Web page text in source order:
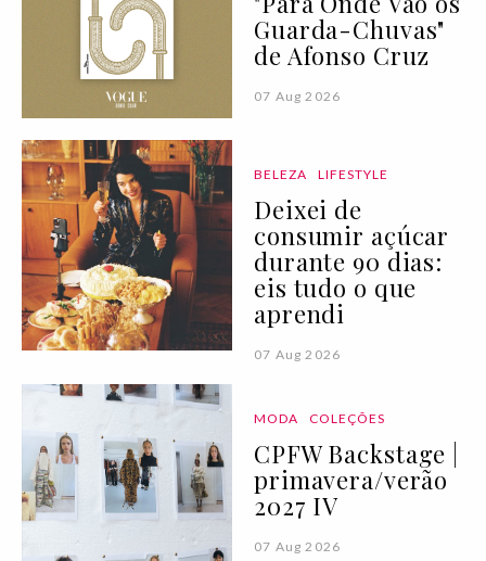
Guarda-Chuvas"
de Afonso Cruz
07 Aug 2026
BELEZA LIFESTYLE
Deixei de
consumir açúcar
durante 90 dias:
eis tudo o que
aprendi
07 Aug 2026
MODA COLEÇÕES
CPFW Backstage |
primavera/verão
2027 IV
07 Aug 2026